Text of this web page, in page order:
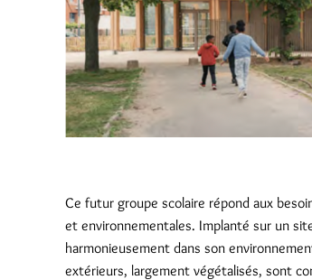
Ce futur groupe scolaire répond aux
et environnementales. Implanté sur un
harmonieusement dans son
extérieurs, largement végétalisés, sont